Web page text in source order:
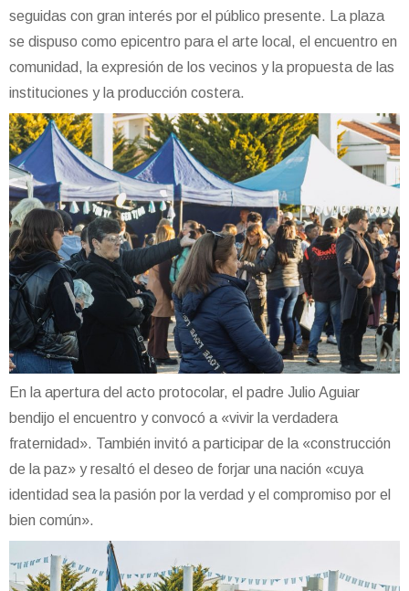
seguidas con gran interés por el público presente. La plaza
se dispuso como epicentro para el arte local, el encuentro en
comunidad, la expresión de los vecinos y la propuesta de las
instituciones y la producción costera.
En la apertura del acto protocolar, el padre Julio Aguiar
bendijo el encuentro y convocó a «vivir la verdadera
fraternidad». También invitó a participar de la «construcción
de la paz» y resaltó el deseo de forjar una nación «cuya
identidad sea la pasión por la verdad y el compromiso por el
bien común».